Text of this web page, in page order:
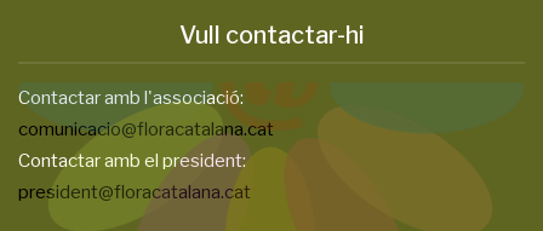
Vull contactar-hi
Contactar amb l'associació:
comunicacio@floracatalana.cat
Contactar amb el president:
president@floracatalana.cat